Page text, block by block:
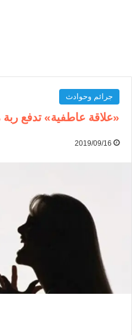
جرائم وحوادث
«علاقة عاطفية» تدفع
2019/09/16